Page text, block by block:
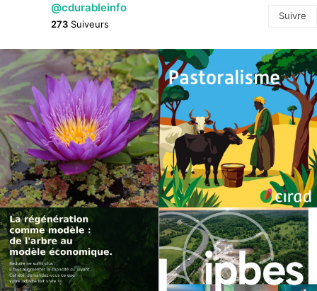
@cdurableinfo
273 Suiveurs
Suivre